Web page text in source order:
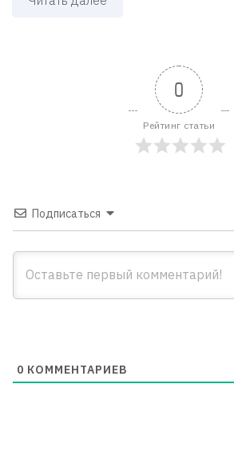
0
Рейтинг статьи
Подписаться
0 КОММЕНТАРИЕВ